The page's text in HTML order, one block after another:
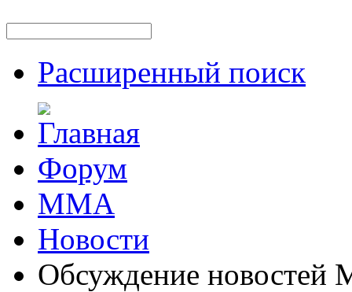
Расширенный поиск
Форум
ММА
Новости
Обсуждение